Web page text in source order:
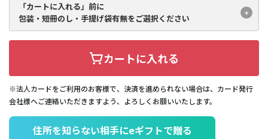
「カートに入れる」前に
包装・短冊のし・手提げ袋有無をご選択ください
カートに入れる
※法人カードをご利用のお客様で、決済を進められない場合は、カード発行
会社様へご連絡いただきますよう、よろしくお願いいたします。
住所を知らない相手にeギフトで贈る